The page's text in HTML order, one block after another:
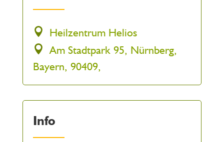
Heilzentrum Helios
Am Stadtpark 95, Nürnberg,
Bayern, 90409,
Info